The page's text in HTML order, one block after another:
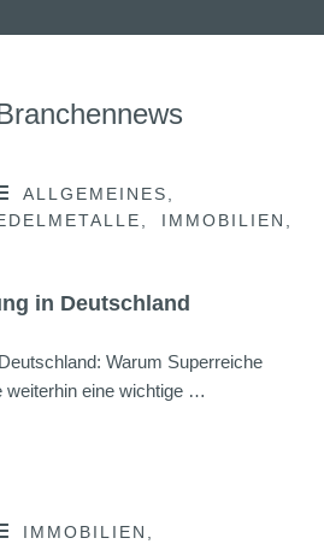
ALLGEMEINES
IMMOBILIEN
in Deutschland
Warum Superreiche
weiterhin eine wichtige …
IMMOBILIEN